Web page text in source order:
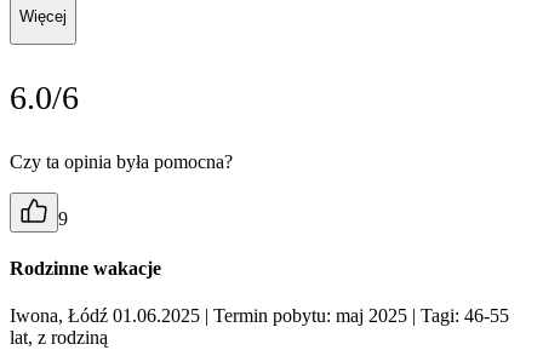
Więcej
6.0/6
Czy ta opinia była pomocna?
9
Rodzinne wakacje
Iwona, Łódź 01.06.2025 | Termin pobytu: maj 2025 | Tagi: 46-55
lat, z rodziną